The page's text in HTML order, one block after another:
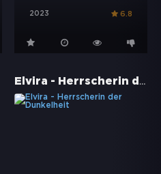
2023 6.8
Elvira - Herrscherin der Dunkelheit